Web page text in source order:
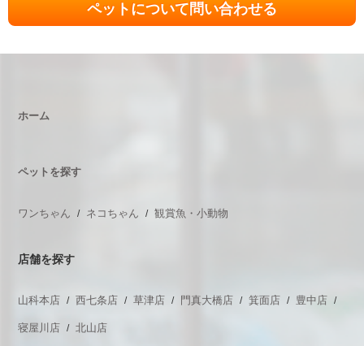
ペットについて問い合わせる
ホーム
ペットを探す
ワンちゃん ネコちゃん 観賞魚・小動物
店舗を探す
山科本店 西七条店 草津店 門真大橋店 箕面店 豊中店
寝屋川店 北山店